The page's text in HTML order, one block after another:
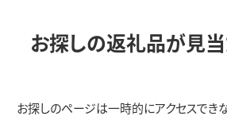
お探しの返礼品が見当
お探しのページは一時的にアクセスでき